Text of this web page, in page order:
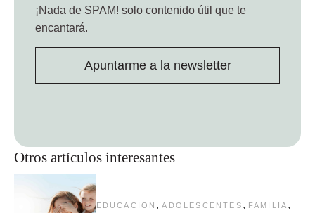
Otros artículos interesantes
EDUCACION , ADOLESCENTES , FAMILIA ,
¡Nada de SPAM! solo contenido útil que te
encantará.
Apuntarme a la newsletter